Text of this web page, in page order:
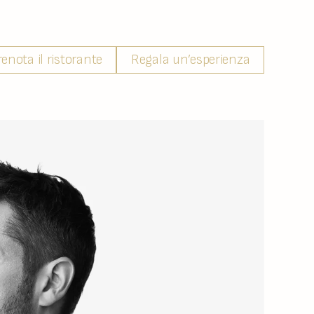
il ristorante Regala un’esperienza